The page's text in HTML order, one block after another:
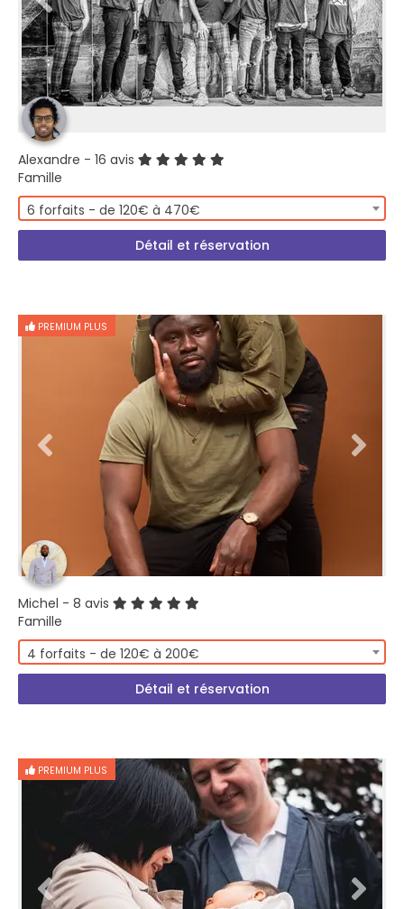
Alexandre - 16 avis
Famille
6 forfaits - de 120€ à 470€
Détail et réservation
PREMIUM PLUS
Michel - 8 avis
Famille
4 forfaits - de 120€ à 200€
Détail et réservation
PREMIUM PLUS